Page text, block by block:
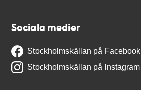
Sociala medier
Stockholmskällan på Facebook
Stockholmskällan på Instagram